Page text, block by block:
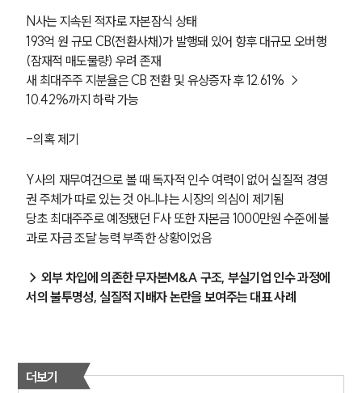
N사는 지속된 적자로 자본잠식 상태
193억 원 규모 CB(전환사채)가 발행돼 있어 향후 대규모 오버행
(잠재적 매도물량) 우려 존재
새 최대주주 지분율은 CB 전환 및 유상증자 후 12.61% →
10.42%까지 하락 가능
-의혹 제기
Y사의 재무여건으로 볼 때 독자적 인수 여력이 없어 실질적 경영
권 주체가 따로 있는 것 아니냐는 시장의 의심이 제기됨
당초 최대주주로 예정됐던 F사 또한 자본금 1000만원 수준에 불
과로 자금 조달 능력 부족한 상황이었음
→ 외부 차입에 의존한 무자본M&A 구조, 부실기업 인수 과정에
서의 불투명성, 실질적 지배자 논란을 보여주는 대표 사례
더보기